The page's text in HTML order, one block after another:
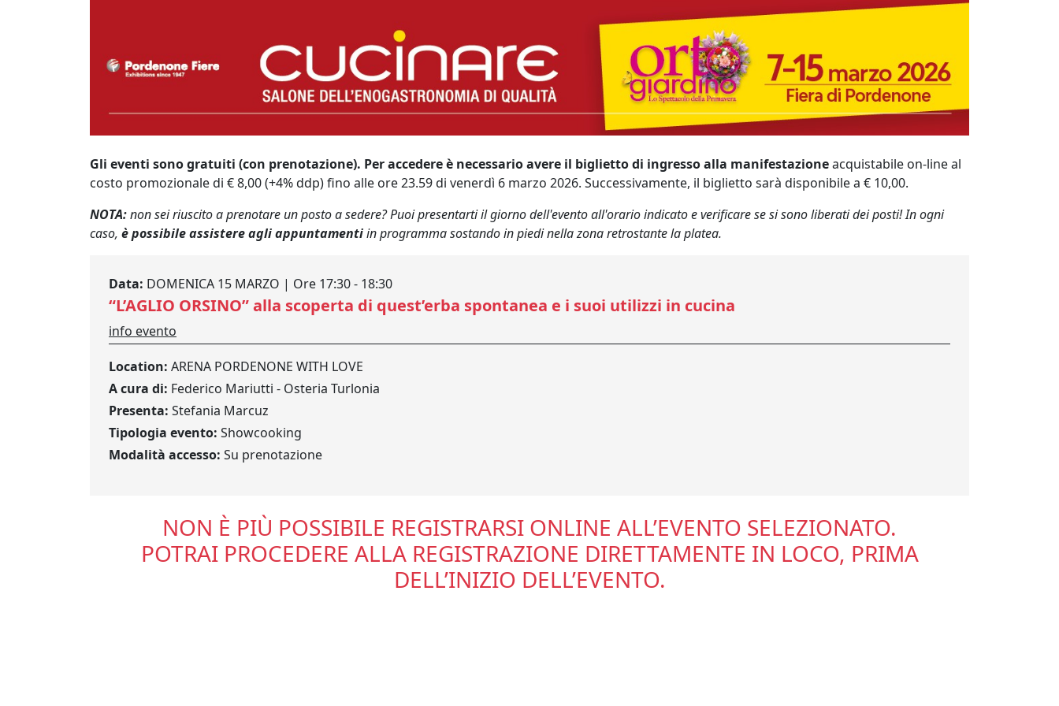
Gli eventi sono gratuiti (con prenotazione). Per accedere è necessario avere il biglietto di ingresso alla manifestazioneacquistabile on-line al
costo promozionale di € 8,00 (+4% ddp) fino alle ore 23.59 di venerdì 6 marzo 2026. Successivamente, il biglietto sarà disponibile a € 10,00.
NOTA:non sei riuscito a prenotare un posto a sedere? Puoi presentarti il giorno dell'evento all'orario indicato e verificare se si sono liberati dei posti! In ogni
caso, è possibile assistere agli appuntamentiin programma sostando in piedi nella zona retrostante la platea.
Data: DOMENICA 15 MARZO | Ore 17:30 - 18:30
“L’AGLIO ORSINO” alla scoperta di quest’erba spontanea e i suoi utilizzi in cucina
info evento
Location: ARENA PORDENONE WITH LOVE
A cura di: Federico Mariutti - Osteria Turlonia
Presenta: Stefania Marcuz
Tipologia evento: Showcooking
Modalità accesso: Su prenotazione
NON È PIÙ POSSIBILE REGISTRARSI ONLINE ALL’EVENTO SELEZIONATO.
POTRAI PROCEDERE ALLA REGISTRAZIONE DIRETTAMENTE IN LOCO, PRIMA
DELL’INIZIO DELL’EVENTO.